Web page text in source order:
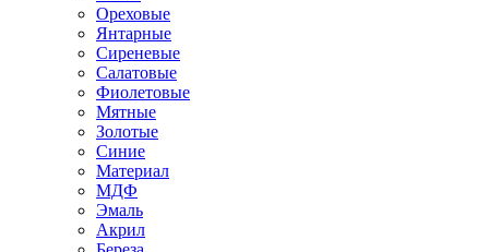
Ореховые
Янтарные
Сиреневые
Салатовые
Фиолетовые
Мятные
Золотые
Синие
Материал
МДФ
Эмаль
Акрил